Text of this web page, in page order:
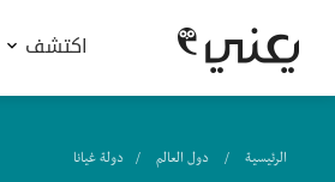
اكتشف
الرئيسية دول العالم دولة غيانا